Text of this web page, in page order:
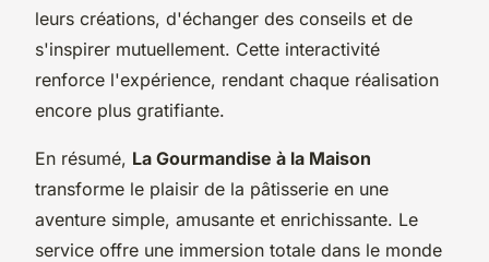
leurs créations, d'échanger des conseils et de
s'inspirer mutuellement. Cette interactivité
renforce l'expérience, rendant chaque réalisation
encore plus gratifiante.
En résumé, La Gourmandise à la Maison
transforme le plaisir de la pâtisserie en une
aventure simple, amusante et enrichissante. Le
service offre une immersion totale dans le monde